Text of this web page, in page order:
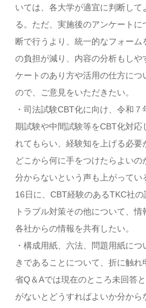
いては、各大学が適宜に判断し
る。ただ、実施後のアンケート
断で行うより、統一的なフォー
の負担が減り、内容の分析もし
ケートのあり方や活用の仕方に
ので、ご意見をいただきたい。
・司法試験CBT化に向け、令和
期試験や中間試験等をCBT化対
れてもらい、経験知を上げる必
どこから何に手をつけたらよいの
分からないという声も上がって
16日に、CBT経験のあるTKC社の
トラブル対策その他について、
各社からの情報を共有したい。
・構成用紙、六法、問題用紙に
きであることについて、折に触
省Q＆Aでは現在のところ未回答
がないとどうすればよいか分か